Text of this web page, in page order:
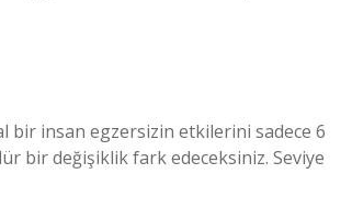
bir insan egzersizin etkilerini sadece 6
bir değişiklik fark edeceksiniz. Seviye